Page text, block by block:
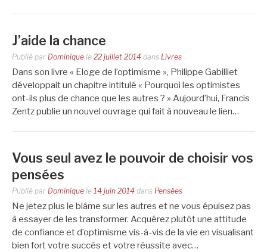
J’aide la chance
Publié par Dominique le 22 juillet 2014 dans Livres
Dans son livre « Eloge de l’optimisme », Philippe Gabilliet
développait un chapitre intitulé « Pourquoi les optimistes
ont-ils plus de chance que les autres ? » Aujourd’hui, Francis
Zentz publie un nouvel ouvrage qui fait à nouveau le lien…
Vous seul avez le pouvoir de choisir vos
pensées
Publié par Dominique le 14 juin 2014 dans Pensées
Ne jetez plus le blâme sur les autres et ne vous épuisez pas
à essayer de les transformer. Acquérez plutôt une attitude
de confiance et d’optimisme vis-à-vis de la vie en visualisant
bien fort votre succès et votre réussite avec…